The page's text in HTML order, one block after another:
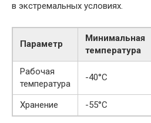
в экстремальных условиях.
Параметр
Минимальная
температура
Рабочая
температура
-40°C
Хранение -55°C